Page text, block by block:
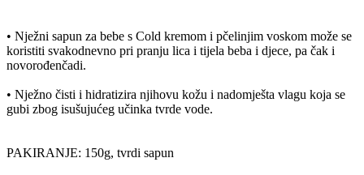
• Nježni sapun za bebe s Cold kremom i pčelinjim voskom može se
koristiti svakodnevno pri pranju lica i tijela beba i djece, pa čak i
novorođenčadi.
• Nježno čisti i hidratizira njihovu kožu i nadomješta vlagu koja se
gubi zbog isušujućeg učinka tvrde vode.
PAKIRANJE: 150g, tvrdi sapun